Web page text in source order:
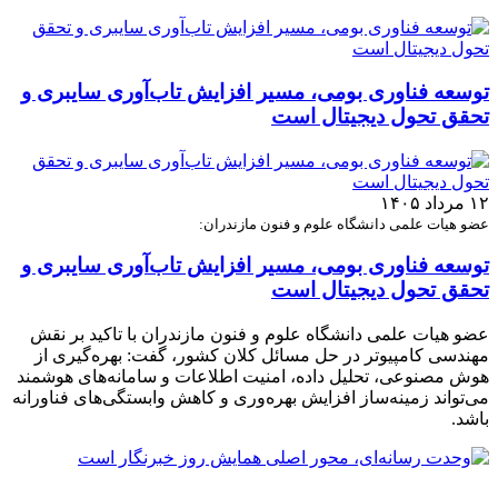
توسعه فناوری بومی، مسیر افزایش تاب‌آوری سایبری و
تحقق تحول دیجیتال است
۱۲ مرداد ۱۴۰۵
عضو هیات علمی دانشگاه علوم و فنون مازندران:
توسعه فناوری بومی، مسیر افزایش تاب‌آوری سایبری و
تحقق تحول دیجیتال است
عضو هیات علمی دانشگاه علوم و فنون مازندران با تاکید بر نقش
مهندسی کامپیوتر در حل مسائل کلان کشور، گفت: بهره‌گیری از
هوش مصنوعی، تحلیل داده، امنیت اطلاعات و سامانه‌های هوشمند
می‌تواند زمینه‌ساز افزایش بهره‌وری و کاهش وابستگی‌های فناورانه
باشد.